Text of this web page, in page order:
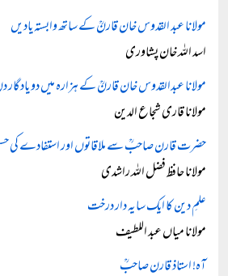
مولانا عبد القدوس خان قارنؒ کے ساتھ وابستہ یادیں
اسد اللہ خان پشاوری
مولانا عبدالقدوس خان قارنؒ کے ہزارہ میں دو یادگار
مولانا قاری شجاع الدین
حضرت قارن صاحبؒ سے ملاقاتوں اور استفادے کی
مولانا حافظ فضل اللہ راشدی
علمِ دین کا ایک سایہ دار درخت
مولانا میاں عبد اللطیف
آہ! استاذ قارن صاحبؒ